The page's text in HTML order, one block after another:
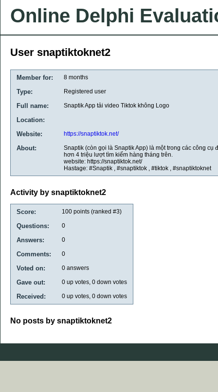
Online Delphi
User snaptiktoknet2
Member for: 8 months
Type: Registered user
Full name: Snaptik App tải video Tiktok không Logo
Location:
Website:
https://snaptiktok.net/
About:
Snaptik (còn gọi là Snaptik App) là một trong các công
hơn 4 triệu lượt tìm kiếm hàng tháng trên.
website: https://snaptiktok.net/
Hastage: #Snaptik , #snaptiktok , #tiktok , #snaptiktoknet
Activity by snaptiktoknet2
Score: 100 points (ranked #3)
Questions: 0
Answers: 0
Comments: 0
Voted on: 0 answers
Gave out: 0 up votes, 0 down votes
Received: 0 up votes, 0 down votes
No posts by snaptiktoknet2